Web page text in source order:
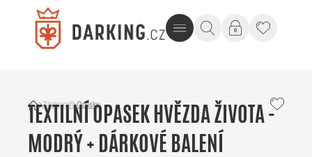
Záchranáři Opasky
TEXTILNÍ OPASEK HVĚZDA ŽIVOTA -
MODRÝ + DÁRKOVÉ BALENÍ